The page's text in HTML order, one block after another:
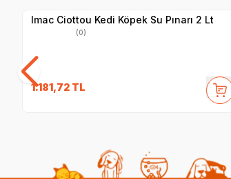
Imac Ciottou Kedi Köpek Su Pınarı 2 Lt
(0)
1.181,72 TL